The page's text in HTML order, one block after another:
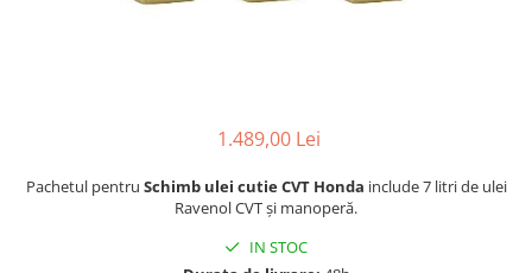
1.489,00 Lei
Pachetul pentru Schimb ulei cutie CVT Honda include 7 litri de ulei
Ravenol CVT și manoperă.
IN STOC